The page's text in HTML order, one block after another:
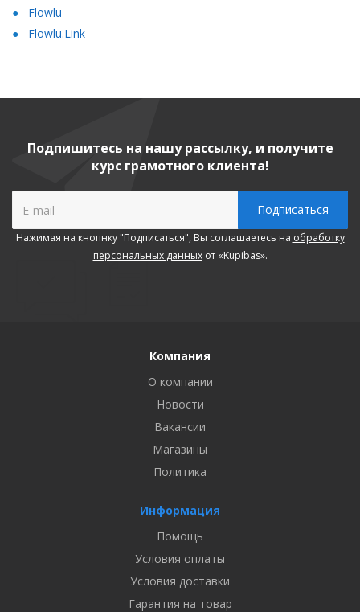
Flowlu
Flowlu.Link
Подпишитесь на нашу рассылку, и получите
курс грамотного клиента!
Нажимая на кнопнку "Подписаться", Вы соглашаетесь на обработку
персональных данныхот «Kupibas».
Компания
О компании
Новости
Вакансии
Магазины
Политика
Информация
Помощь
Условия оплаты
Условия доставки
Гарантия на товар